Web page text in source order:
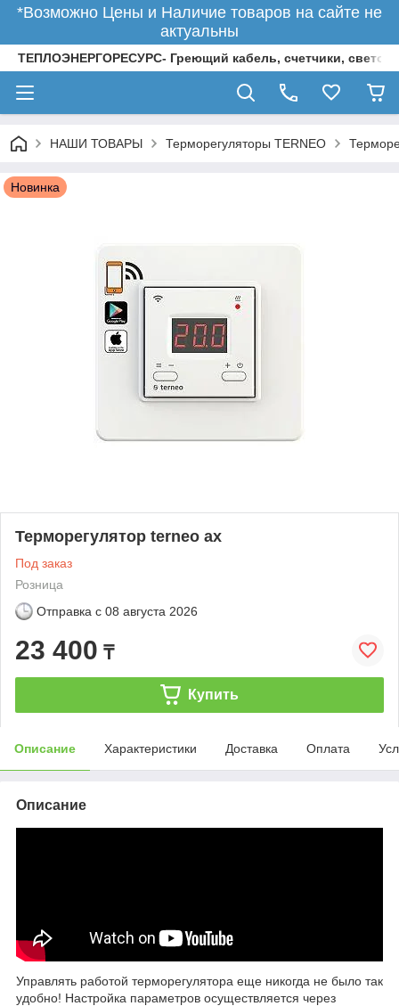
*Возможно Цены и Наличие товаров на сайте не
актуальны
ТЕПЛОЭНЕРГОРЕСУРС- Греющий кабель, счетчики,
НАШИ ТОВАРЫ Терморегуляторы TERNEO
Новинка
Терморегулятор terneo ax
Под заказ
Розница
Отправка с 08 августа 2026
23 400 ₸
Купить
Описание Характеристики Доставка Оплата
Описание
Управлять работой терморегулятора еще никогда не было так
удобно! Настройка параметров осуществляется через